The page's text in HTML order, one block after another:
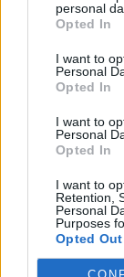
personal
Opted In
I want to
Personal
Opted In
I want to
Personal
Opted In
I want to
Retention,
Personal
Purposes
Opted Out
Gonzo-
Redaktor
VERWANDTE ARTIKEL
CULTURE